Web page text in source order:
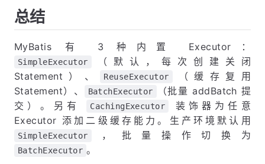
总结
MyBatis 有 3 种内置 Executor：
SimpleExecutor
（默认，每次创建关闭
Statement）、
ReuseExecutor
（缓存复用
Statement）、
BatchExecutor
（批量 addBatch 提
交）。另有
CachingExecutor
装饰器为任意
Executor 添加二级缓存能力。生产环境默认用
SimpleExecutor ，批量操作切换为
BatchExecutor 。